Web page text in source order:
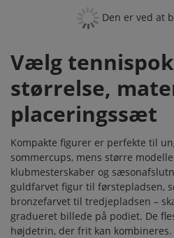
Den er ved at
Vælg
størrelse,
placeringssæt
Kompakte figurer er perfekte til
sommercups, mens større
klubmesterskaber og
guldfarvet figur til førstepladsen,
bronzefarvet til tredjepladsen –
gradueret billede på podiet. De
højdetrin, der frit kan kombineres.